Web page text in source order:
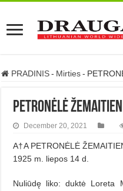
PRADINIS - Mirties -
PETRONĖLĖ
December 20, 2021
A†A PETRONĖLĖ
1925 m. liepos 14 d.
Nuliūdę liko: duktė Loreta